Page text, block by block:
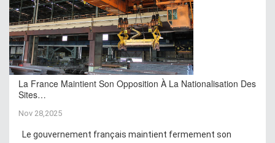
La France Maintient Son Opposition À La Nationalisation Des
Sites…
Nov 28,2025
Le gouvernement français maintient fermement son